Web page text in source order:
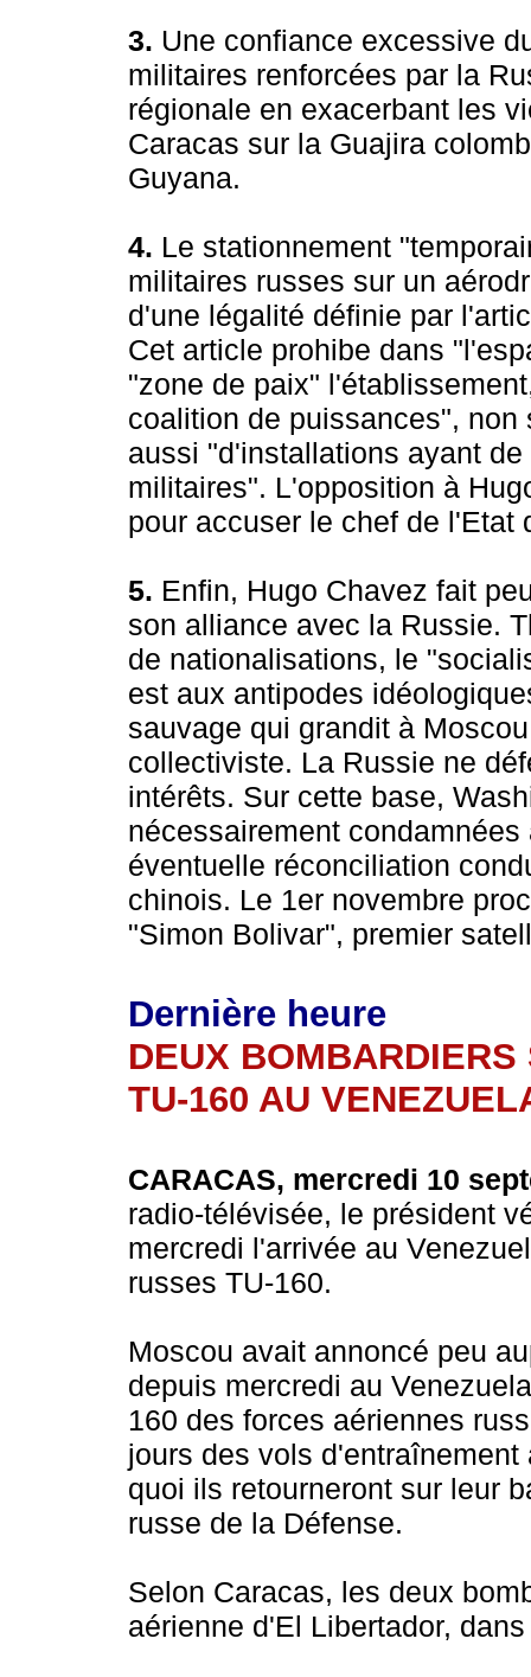
3. Une confiance excessive
militaires renforcées par la
régionale en exacerbant les
Caracas sur la Guajira
Guyana.
4. Le stationnement
militaires russes sur un
d'une légalité définie par
Cet article prohibe dans
"zone de paix"
coalition de puissances",
aussi "d'installations ayant
militaires". L'opposition à
pour accuser le chef de l'Etat
5. Enfin, Hugo Chavez fait
son alliance avec la Russie.
de nationalisations, le
est aux antipodes
sauvage qui grandit à
collectiviste. La Russie ne
intérêts. Sur cette base,
nécessairement
éventuelle réconciliation
chinois. Le 1er novembre
"Simon Bolivar", premier
Dernière heure
DEUX
TU-160 AU
CARACAS, mercredi 10
radio-télévisée, le président
mercredi l'arrivée au
russes TU-160.
Moscou avait annoncé peu
depuis mercredi au
160 des forces aériennes
jours des vols
quoi ils retourneront sur leur
russe de la Défense.
Selon Caracas, les deux
aérienne d'El Libertador,